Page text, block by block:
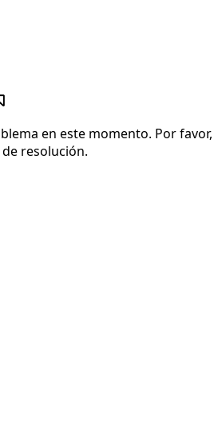
en este momento. Por favor,
resolución.